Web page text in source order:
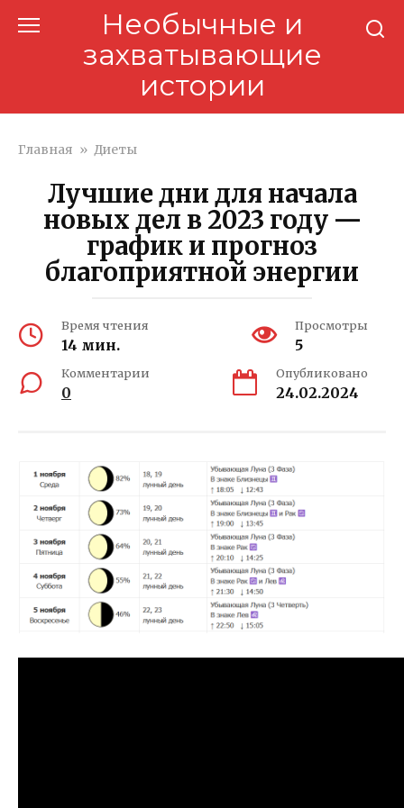
Необычные и
захватывающие
истории
Главная » Диеты
Лучшие дни для начала
новых дел в 2023 году —
график и прогноз
благоприятной энергии
Время чтения
14 мин.
Просмотры
5
Комментарии
0
Опубликовано
24.02.2024